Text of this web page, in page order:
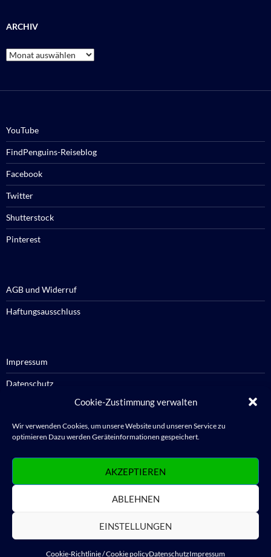
Cookie-Zustimmung verwalten
Wir verwenden Cookies, um unsere Website und unseren Service zu
optimieren Dazu werden Geräteinformationen gespeichert.
AKZEPTIEREN
ABLEHNEN
EINSTELLUNGEN
Cookie-Richtlinie / Cookie policyDatenschutzImpressum
ARCHIV
Archiv
YouTube
FindPenguins-Reiseblog
Facebook
Twitter
Shutterstock
Pinterest
AGB und Widerruf
Haftungsausschluss
Impressum
Datenschutz
Cookie-Richtlinie / Cookie policy
Anmelden
Datenschutz Stolz präsentiert von WordPress